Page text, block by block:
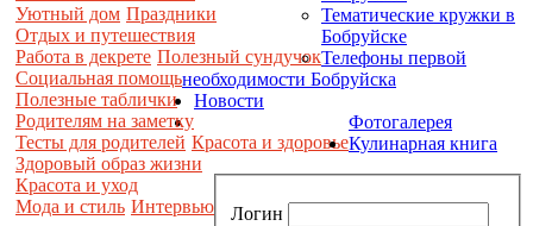
Уютный дом Праздники
Отдых и путешествия
Работа в декрете Полезный сундучок
Социальная помощь
Полезные таблички
Родителям на заметку
Тесты для родителей Красота и здоровье
Здоровый образ жизни
Красота и уход
Мода и стиль Интервью
Тематические кружки в
Бобруйске
Телефоны первой
необходимости Бобруйска
Новости
Фотогалерея
Кулинарная книга
Логин